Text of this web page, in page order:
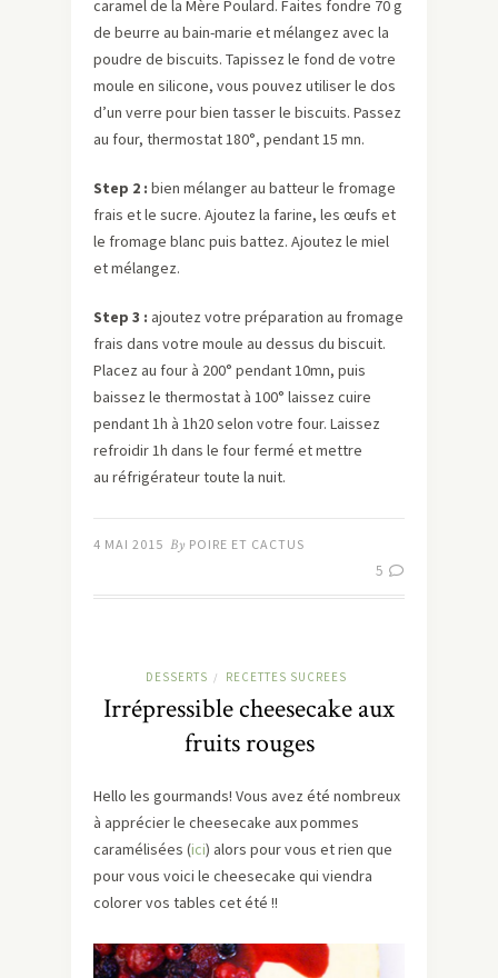
caramel de la Mère Poulard. Faites fondre 70 g
de beurre au bain-marie et mélangez avec la
poudre de biscuits. Tapissez le fond de votre
moule en silicone, vous pouvez utiliser le dos
d’un verre pour bien tasser le biscuits. Passez
au four, thermostat 180°, pendant 15 mn.
Step 2 : bien mélanger au batteur le fromage
frais et le sucre. Ajoutez la farine, les œufs et
le fromage blanc puis battez. Ajoutez le miel
et mélangez.
Step 3 : ajoutez votre préparation au fromage
frais dans votre moule au dessus du biscuit.
Placez au four à 200° pendant 10mn, puis
baissez le thermostat à 100° laissez cuire
pendant 1h à 1h20 selon votre four. Laissez
refroidir 1h dans le four fermé et mettre
au réfrigérateur toute la nuit.
4 MAI 2015 By POIRE ET CACTUS
5
DESSERTS / RECETTES SUCREES
Irrépressible cheesecake aux
fruits rouges
Hello les gourmands! Vous avez été nombreux
à apprécier le cheesecake aux pommes
caramélisées (ici) alors pour vous et rien que
pour vous voici le cheesecake qui viendra
colorer vos tables cet été !!